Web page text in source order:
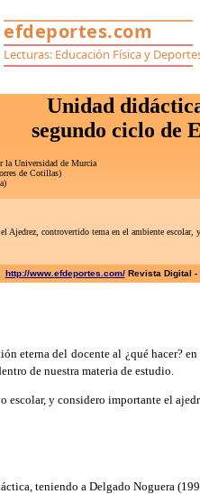
Unidad
segundo ciclo de
la Universidad de Murcia
de Cotillas)
controvertido tema en el ambiente escolar,
http://www.efdeportes.com/Revista Digital -
eterna del docente al ¿qué
de nuestra materia de estudio.
y considero importante el
teniendo a Delgado Noguera